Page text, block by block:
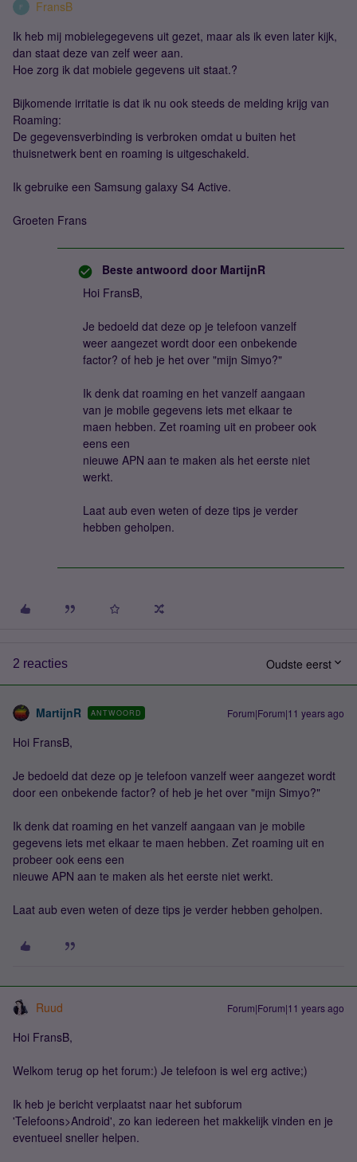
F
FransB
Ik heb mij mobielegegevens uit gezet, maar als ik even later kijk,
dan staat deze van zelf weer aan.
Hoe zorg ik dat mobiele gegevens uit staat.?
Bijkomende irritatie is dat ik nu ook steeds de melding krijg van
Roaming:
De gegevensverbinding is verbroken omdat u buiten het
thuisnetwerk bent en roaming is uitgeschakeld.
Ik gebruike een Samsung galaxy S4 Active.
Groeten Frans
Beste antwoord door MartijnR
Hoi FransB,
Je bedoeld dat deze op je telefoon vanzelf
weer aangezet wordt door een onbekende
factor? of heb je het over "mijn Simyo?"
Ik denk dat roaming en het vanzelf aangaan
van je mobile gegevens iets met elkaar te
maen hebben. Zet roaming uit en probeer ook
eens een
nieuwe APN aan te maken als het eerste niet
werkt.
Laat aub even weten of deze tips je verder
hebben geholpen.
2 reacties Oudste eerst
MartijnR ANTWOORD Forum|Forum|11 years ago
Hoi FransB,
Je bedoeld dat deze op je telefoon vanzelf weer aangezet wordt
door een onbekende factor? of heb je het over "mijn Simyo?"
Ik denk dat roaming en het vanzelf aangaan van je mobile
gegevens iets met elkaar te maen hebben. Zet roaming uit en
probeer ook eens een
nieuwe APN aan te maken als het eerste niet werkt.
Laat aub even weten of deze tips je verder hebben geholpen.
Ruud Forum|Forum|11 years ago
Hoi FransB,
Welkom terug op het forum:) Je telefoon is wel erg active;)
Ik heb je bericht verplaatst naar het subforum
'Telefoons>Android', zo kan iedereen het makkelijk vinden en je
eventueel sneller helpen.